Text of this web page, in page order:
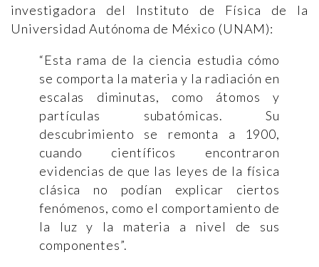
investigadora del Instituto de Física de la
Universidad Autónoma de México (UNAM):
“Esta rama de la ciencia estudia cómo
se comporta la materia y la radiación en
escalas diminutas, como átomos y
partículas subatómicas. Su
descubrimiento se remonta a 1900,
cuando científicos encontraron
evidencias de que las leyes de la física
clásica no podían explicar ciertos
fenómenos, como el comportamiento de
la luz y la materia a nivel de sus
componentes”.